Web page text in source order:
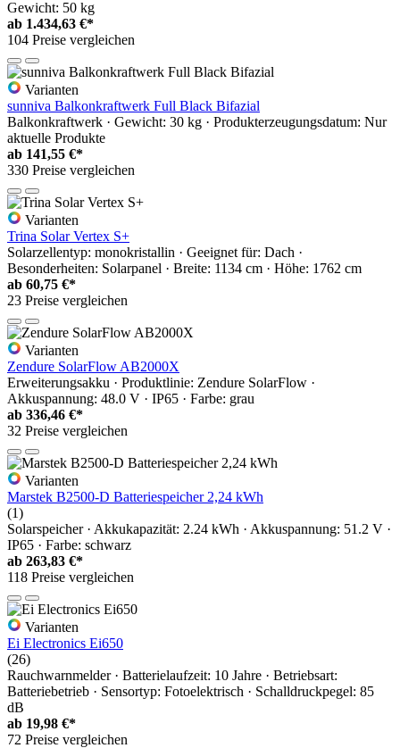
Gewicht: 50 kg
ab 1.434,63 €*
104 Preise vergleichen
Varianten
sunniva Balkonkraftwerk Full Black Bifazial
Balkonkraftwerk · Gewicht: 30 kg · Produkterzeugungsdatum: Nur
aktuelle Produkte
ab 141,55 €*
330 Preise vergleichen
Varianten
Trina Solar Vertex S+
Solarzellentyp: monokristallin · Geeignet für: Dach ·
Besonderheiten: Solarpanel · Breite: 1134 cm · Höhe: 1762 cm
ab 60,75 €*
23 Preise vergleichen
Varianten
Zendure SolarFlow AB2000X
Erweiterungsakku · Produktlinie: Zendure SolarFlow ·
Akkuspannung: 48.0 V · IP65 · Farbe: grau
ab 336,46 €*
32 Preise vergleichen
Varianten
Marstek B2500-D Batteriespeicher 2,24 kWh
(1)
Solarspeicher · Akkukapazität: 2.24 kWh · Akkuspannung: 51.2 V ·
IP65 · Farbe: schwarz
ab 263,83 €*
118 Preise vergleichen
Varianten
Ei Electronics Ei650
(26)
Rauchwarnmelder · Batterielaufzeit: 10 Jahre · Betriebsart:
Batteriebetrieb · Sensortyp: Fotoelektrisch · Schalldruckpegel: 85
dB
ab 19,98 €*
72 Preise vergleichen